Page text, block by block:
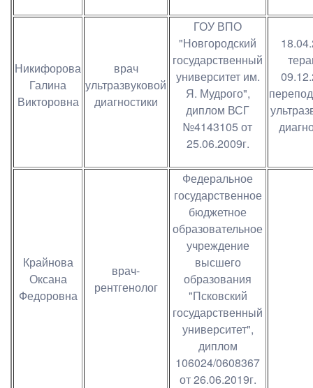
Никифорова
Галина
Викторовна
врач
ультразвуковой
диагностики
ГОУ ВПО
"Новгородский
государственный
университет им.
Я. Мудрого",
диплом ВСГ
№4143105 от
25.06.2009г.
Крайнова
Оксана
Федоровна
врач-
рентгенолог
Федеральное
государственное
бюджетное
образовательное
учреждение
высшего
образования
"Псковский
государственный
университет",
диплом
106024/0608367
от 26.06.2019г.